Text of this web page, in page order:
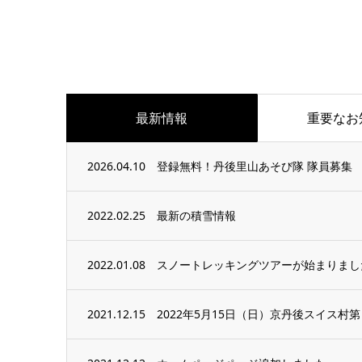
最新情報 重要な
2026.04.10 登録無料！丹後里山あそび隊 隊員募集
2022.02.25 最新の積雪情報
2022.01.08 スノートレッキングツアーが始まりまし
2021.12.15 2022年5月15日（日）京丹後スイス村